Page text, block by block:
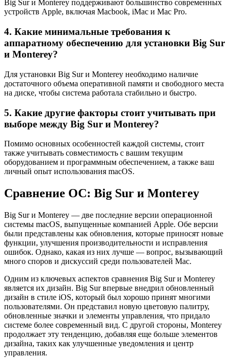
Big Sur и Monterey поддерживают большинство современных
устройств Apple, включая Macbook, iMac и Mac Pro.
4. Какие минимальные требования к
аппаратному обеспечению для установки Big Sur
и Monterey?
Для установки Big Sur и Monterey необходимо наличие
достаточного объема оперативной памяти и свободного места
на диске, чтобы система работала стабильно и быстро.
5. Какие другие факторы стоит учитывать при
выборе между Big Sur и Monterey?
Помимо основных особенностей каждой системы, стоит
также учитывать совместимость с вашим текущим
оборудованием и программным обеспечением, а также ваш
личный опыт использования macOS.
Сравнение ОС: Big Sur и Monterey
Big Sur и Monterey — две последние версии операционной
системы macOS, выпущенные компанией Apple. Обе версии
были представлены как обновления, которые приносят новые
функции, улучшения производительности и исправления
ошибок. Однако, какая из них лучше — вопрос, вызывающий
много споров и дискуссий среди пользователей Mac.
Одним из ключевых аспектов сравнения Big Sur и Monterey
является их дизайн. Big Sur впервые внедрил обновленный
дизайн в стиле iOS, который был хорошо принят многими
пользователями. Он представил новую цветовую палитру,
обновленные значки и элементы управления, что придало
системе более современный вид. С другой стороны, Monterey
продолжает эту тенденцию, добавляя еще больше элементов
дизайна, таких как улучшенные уведомления и центр
управления.